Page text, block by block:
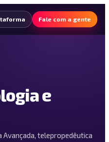
Fale com a gente
e
Avançada, telepropedêutica